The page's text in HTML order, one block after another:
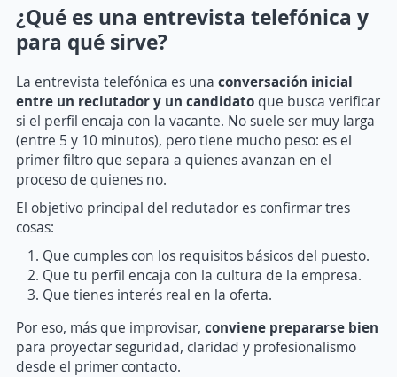
¿Qué es una entrevista telefónica y
para qué sirve?
La entrevista telefónica es una conversación inicial
entre un reclutador y un candidatoque busca verificar
si el perfil encaja con la vacante. No suele ser muy larga
(entre 5 y 10 minutos), pero tiene mucho peso: es el
primer filtro que separa a quienes avanzan en el
proceso de quienes no.
El objetivo principal del reclutador es confirmar tres
cosas:
Que cumples con los requisitos básicos del puesto.
Que tu perfil encaja con la cultura de la empresa.
Que tienes interés real en la oferta.
Por eso, más que improvisar, conviene prepararse bien
para proyectar seguridad, claridad y profesionalismo
desde el primer contacto.